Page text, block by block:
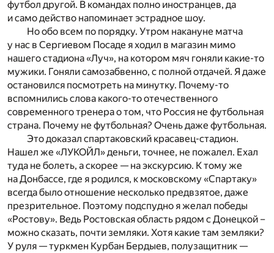
футбол другой. В командах полно иностранцев, да
и само действо напоминает эстрадное шоу.
Но обо всем по порядку. Утром накануне матча
у нас в Сергиевом Посаде я ходил в магазин мимо
нашего стадиона «Луч», на котором мяч гоняли какие-то
мужики. Гоняли самозабвенно, с полной отдачей. Я даже
остановился посмотреть на минутку. Почему-то
вспомнились слова какого-то отечественного
современного тренера о том, что Россия не футбольная
страна. Почему не футбольная? Очень даже футбольная.
Это доказал спартаковский красавец-стадион.
Нашел же «ЛУКОЙЛ» деньги, точнее, не пожалел. Ехал
туда не болеть, а скорее — на экскурсию. К тому же
на Донбассе, где я родился, к московскому «Спартаку»
всегда было отношение несколько предвзятое, даже
презрительное. Поэтому подспудно я желал победы
«Ростову». Ведь Ростовская область рядом с Донецкой –
можно сказать, почти земляки. Хотя какие там земляки?
У руля — туркмен Курбан Бердыев, полузащитник —